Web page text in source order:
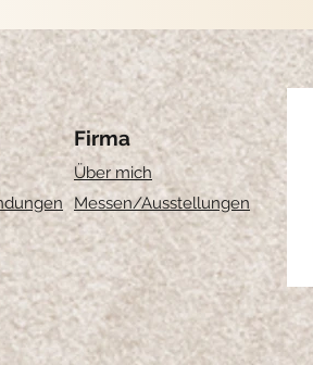
Firma
Über mich
Messen/Ausstellungen